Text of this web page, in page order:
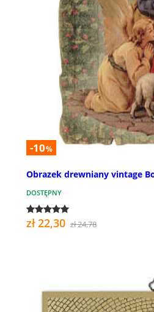
-10%
Obrazek drewniany vintage
DOSTĘPNY
zł 22,30 zł 24,78